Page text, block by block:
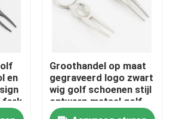
van de metaaluitdaging
Zeer belangrijke ketting
en
fork
Groothandel op maat
gegraveerd logo zwart
wig golf schoenen stijl
ontwerp metaal golf
gazon veld divot